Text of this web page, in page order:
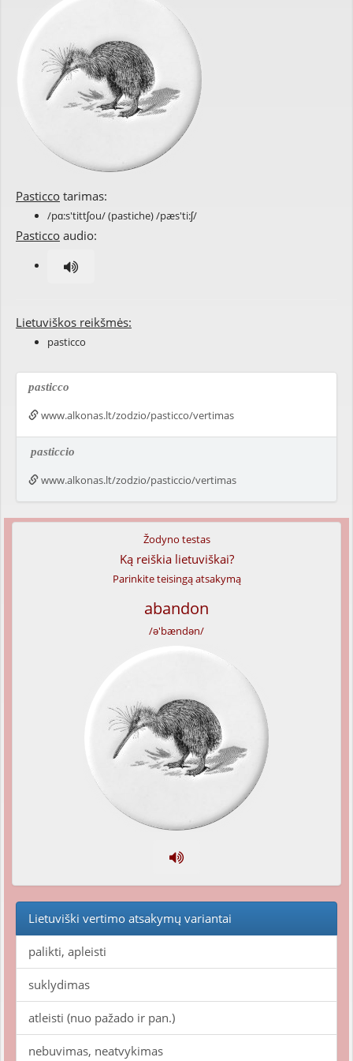
Pasticco tarimas:
/pɑ:s'tittʃou/ (pastiche) /pæs'ti:ʃ/
Pasticco audio:
Lietuviškos reikšmės:
pasticco
pasticco
www.alkonas.lt/zodzio/pasticco/vertimas
pasticcio
www.alkonas.lt/zodzio/pasticcio/vertimas
Žodyno testas
Ką reiškia lietuviškai?
Parinkite teisingą atsakymą
abandon
/ə'bændən/
Lietuviški vertimo atsakymų variantai
palikti, apleisti
suklydimas
atleisti (nuo pažado ir pan.)
nebuvimas, neatvykimas